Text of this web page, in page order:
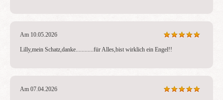
Am 10.05.2026
Lilly,mein Schatz,danke............für Alles,bist wirklich ein Engel!!
Am 07.04.2026